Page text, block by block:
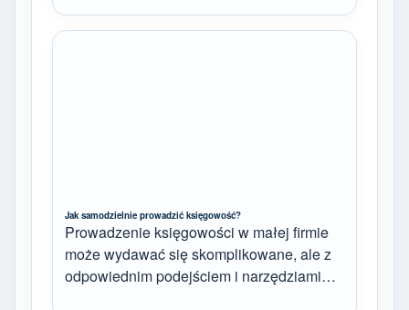
Jak samodzielnie prowadzić księgowość?
Prowadzenie księgowości w małej firmie
może wydawać się skomplikowane, ale z
odpowiednim podejściem i narzędziami…